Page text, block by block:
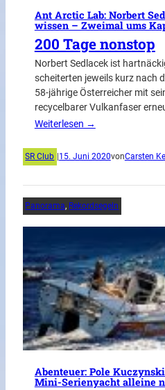
Ant Arctic Lab: Norbert
wissen – Zweimal ums
200 Tage nonstop
Norbert Sedlacek ist
scheiterten jeweils kurz nach
58-jährige Österreicher mit
recycelbarer Vulkanfaser
Weiterlesen →
SR Club 15. Juni 2020vonCarsten
Panorama, Rekordsegeln
Abenteuer: Pole
Mini-Serienyacht alleine